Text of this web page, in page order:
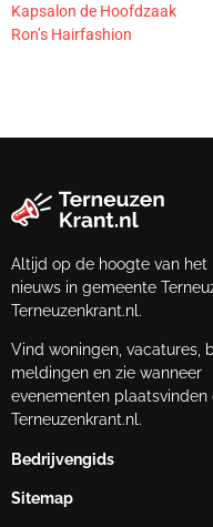
Kapsalon de Hoofdzaak
Ron’s Hairfashion
Altijd op de hoogte van het
nieuws in gemeente
Terneuzenkrant.nl.
Vind woningen, vacatures,
meldingen en zie wanneer
evenementen plaatsvinden
Terneuzenkrant.nl.
Bedrijvengids
Sitemap